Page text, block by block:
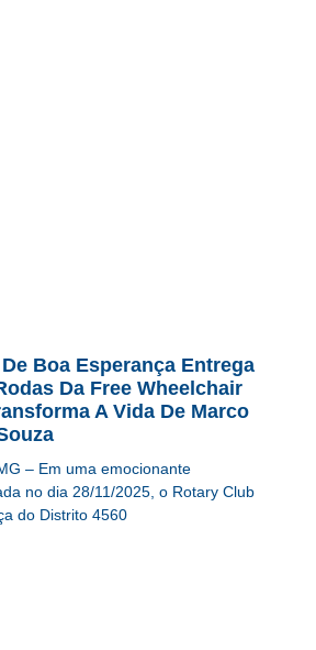
Boa Esperança Entrega
Da Free Wheelchair
A Vida De Marco
– Em uma emocionante
no dia 28/11/2025, o Rotary Club
do Distrito 4560